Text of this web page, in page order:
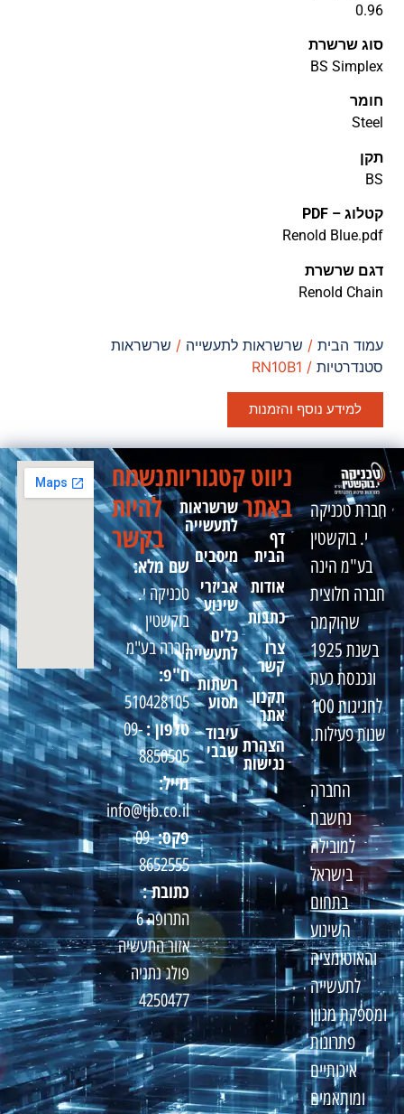
0.96
סוג שרשרת
BS Simplex
חומר
Steel
תקן
BS
קטלוג – PDF
Renold Blue.pdf
דגם שרשרת
Renold Chain
עמוד הבית / שרשראות לתעשייה / שרשראות
סטנדרטיות / RN10B1
למידע נוסף והזמנות
חברת טכניקה
י. בוקשטין
בע"מ הינה
חברה חלוצית
שהוקמה
בשנת 1925
ונכנסת כעת
לחגיגות 100
שנות פעילות.
החברה
נחשבת
למובילה
בישראל
בתחום
השינוע
והאוטומציה
לתעשייה
ומספקת מגוון
פתרונות
איכותיים
ומותאמים
ניווט
באתר
דף
הבית
אודות
כתבות
צרו
קשר
תקנון
אתר
הצהרת
נגישות
קטגוריות
שרשראות
לתעשייה
מיסבים
אביזרי
שינוע
כלים
לתעשייה
רשתות
מסוע
עיבוד
שבבי
נשמח
להיות
בקשר
שם מלא:
טכניקה י.
בוקשטין
חברה בע"מ
ח"פ:
510428105
טלפון :09-
8850505
מייל:
info@tjb.co.il
פקס:09-
8652555
כתובת :
התרופה 6
אזור התעשיה
פולג נתניה
4250477